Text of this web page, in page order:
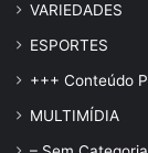
VARIEDADES
ESPORTES
+++ Conteúdo
MULTIMÍDIA